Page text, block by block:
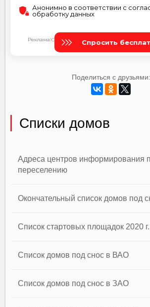
Поделиться с друзьями:
Списки домов
Адреса центров информирования
переселению
Окончательный список домов под
Список стартовых площадок 2020 г.
Список домов под снос в ВАО
Список домов под снос в ЗАО